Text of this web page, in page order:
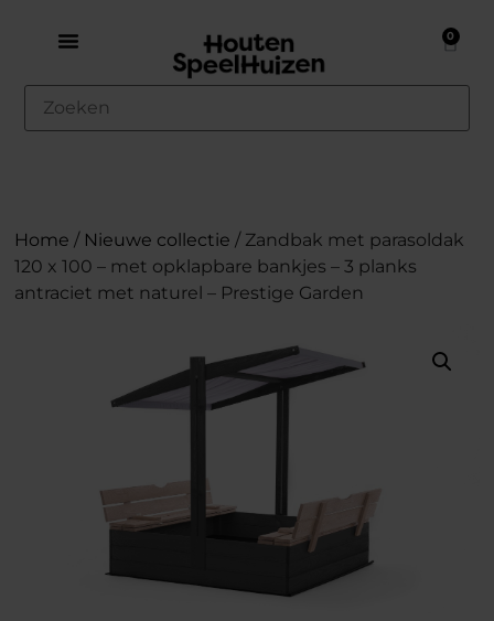
0
Home / Nieuwe collectie / Zandbak met parasoldak
120 x 100 – met opklapbare bankjes – 3 planks
antraciet met naturel – Prestige Garden